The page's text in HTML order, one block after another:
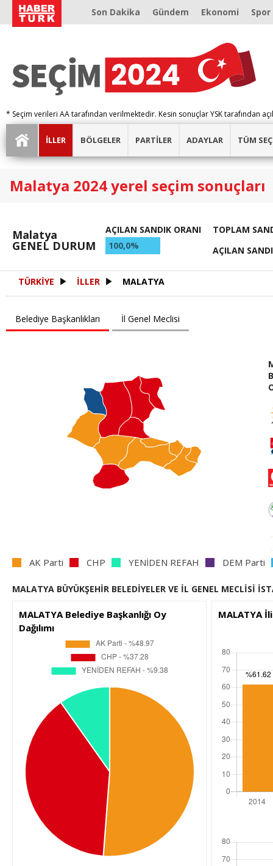
Son Dakika Gündem Ekonomi Spor
* Seçim verileri AA tarafından verilmektedir. Kesin sonuçlar YSK tarafından
İLLER BÖLGELER PARTİLER ADAYLAR TÜM
Malatya 2024 yerel seçim sonuçları
Malatya
GENEL DURUM
AÇILAN SANDIK ORANI
100,0%
TOPLAM
AÇILAN
TÜRKİYE İLLER MALATYA
Belediye Başkanlıkları İl Genel Meclisi
AK Parti CHP YENİDEN REFAH DEM Parti
MALATYA BÜYÜKŞEHİR BELEDİYELER VE İL GENEL MECLİSİ
MALATYA Belediye Başkanlığı Oy
Dağılımı
MALATYA